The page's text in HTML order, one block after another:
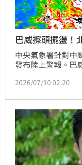
巴威擦頭擺盪！
中央氣象署針對中
發布陸上警報。巴
警，今晚起全台風
風。今日上半天北
溫，入夜後風雨將
務必密切關注氣象
要外出，確保
2026/07/10 02:20